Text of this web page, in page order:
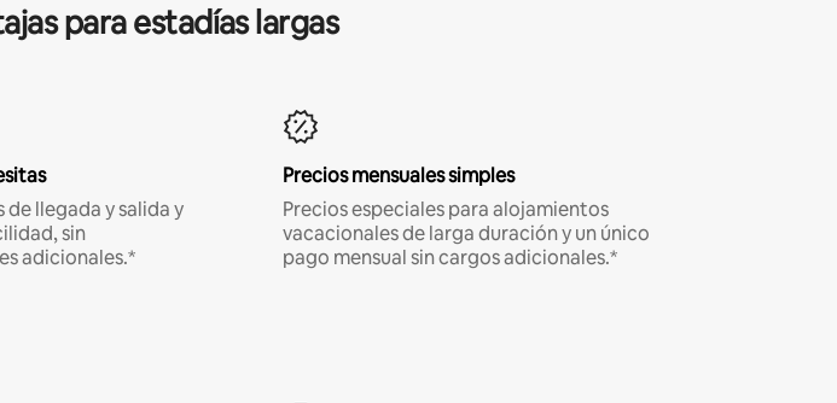
para estadías largas
de llegada y salida y
sin
adicionales.*
Precios mensuales simples
Precios especiales para alojamientos
vacacionales de larga duración y un único
pago mensual sin cargos adicionales.*